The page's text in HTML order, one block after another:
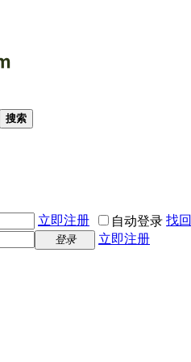
搜索
立即注册 自动登录 找
登录 立即注册